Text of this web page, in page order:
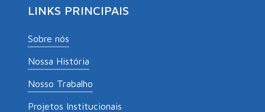
LINKS PRINCIPAIS
Sobre nós
Nossa História
Nosso Trabalho
Projetos Institucionais